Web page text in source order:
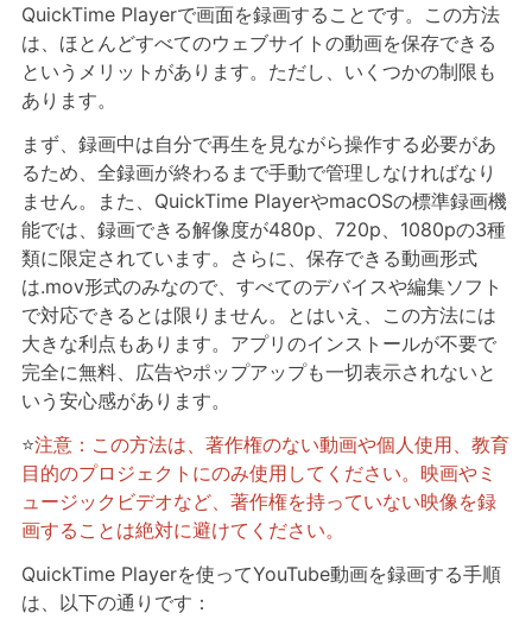
QuickTime Playerで画面を録画することです。この方法
は、ほとんどすべてのウェブサイトの動画を保存できる
というメリットがあります。ただし、いくつかの制限も
あります。
まず、録画中は自分で再生を見ながら操作する必要があ
るため、全録画が終わるまで手動で管理しなければなり
ません。また、QuickTime PlayerやmacOSの標準録画機
能では、録画できる解像度が480p、720p、1080pの3種
類に限定されています。さらに、保存できる動画形式
は.mov形式のみなので、すべてのデバイスや編集ソフト
で対応できるとは限りません。とはいえ、この方法には
大きな利点もあります。アプリのインストールが不要で
完全に無料、広告やポップアップも一切表示されないと
いう安心感があります。
⭐注意：この方法は、著作権のない動画や個人使用、教育
目的のプロジェクトにのみ使用してください。映画やミ
ュージックビデオなど、著作権を持っていない映像を録
画することは絶対に避けてください。
QuickTime Playerを使ってYouTube動画を録画する手順
は、以下の通りです：